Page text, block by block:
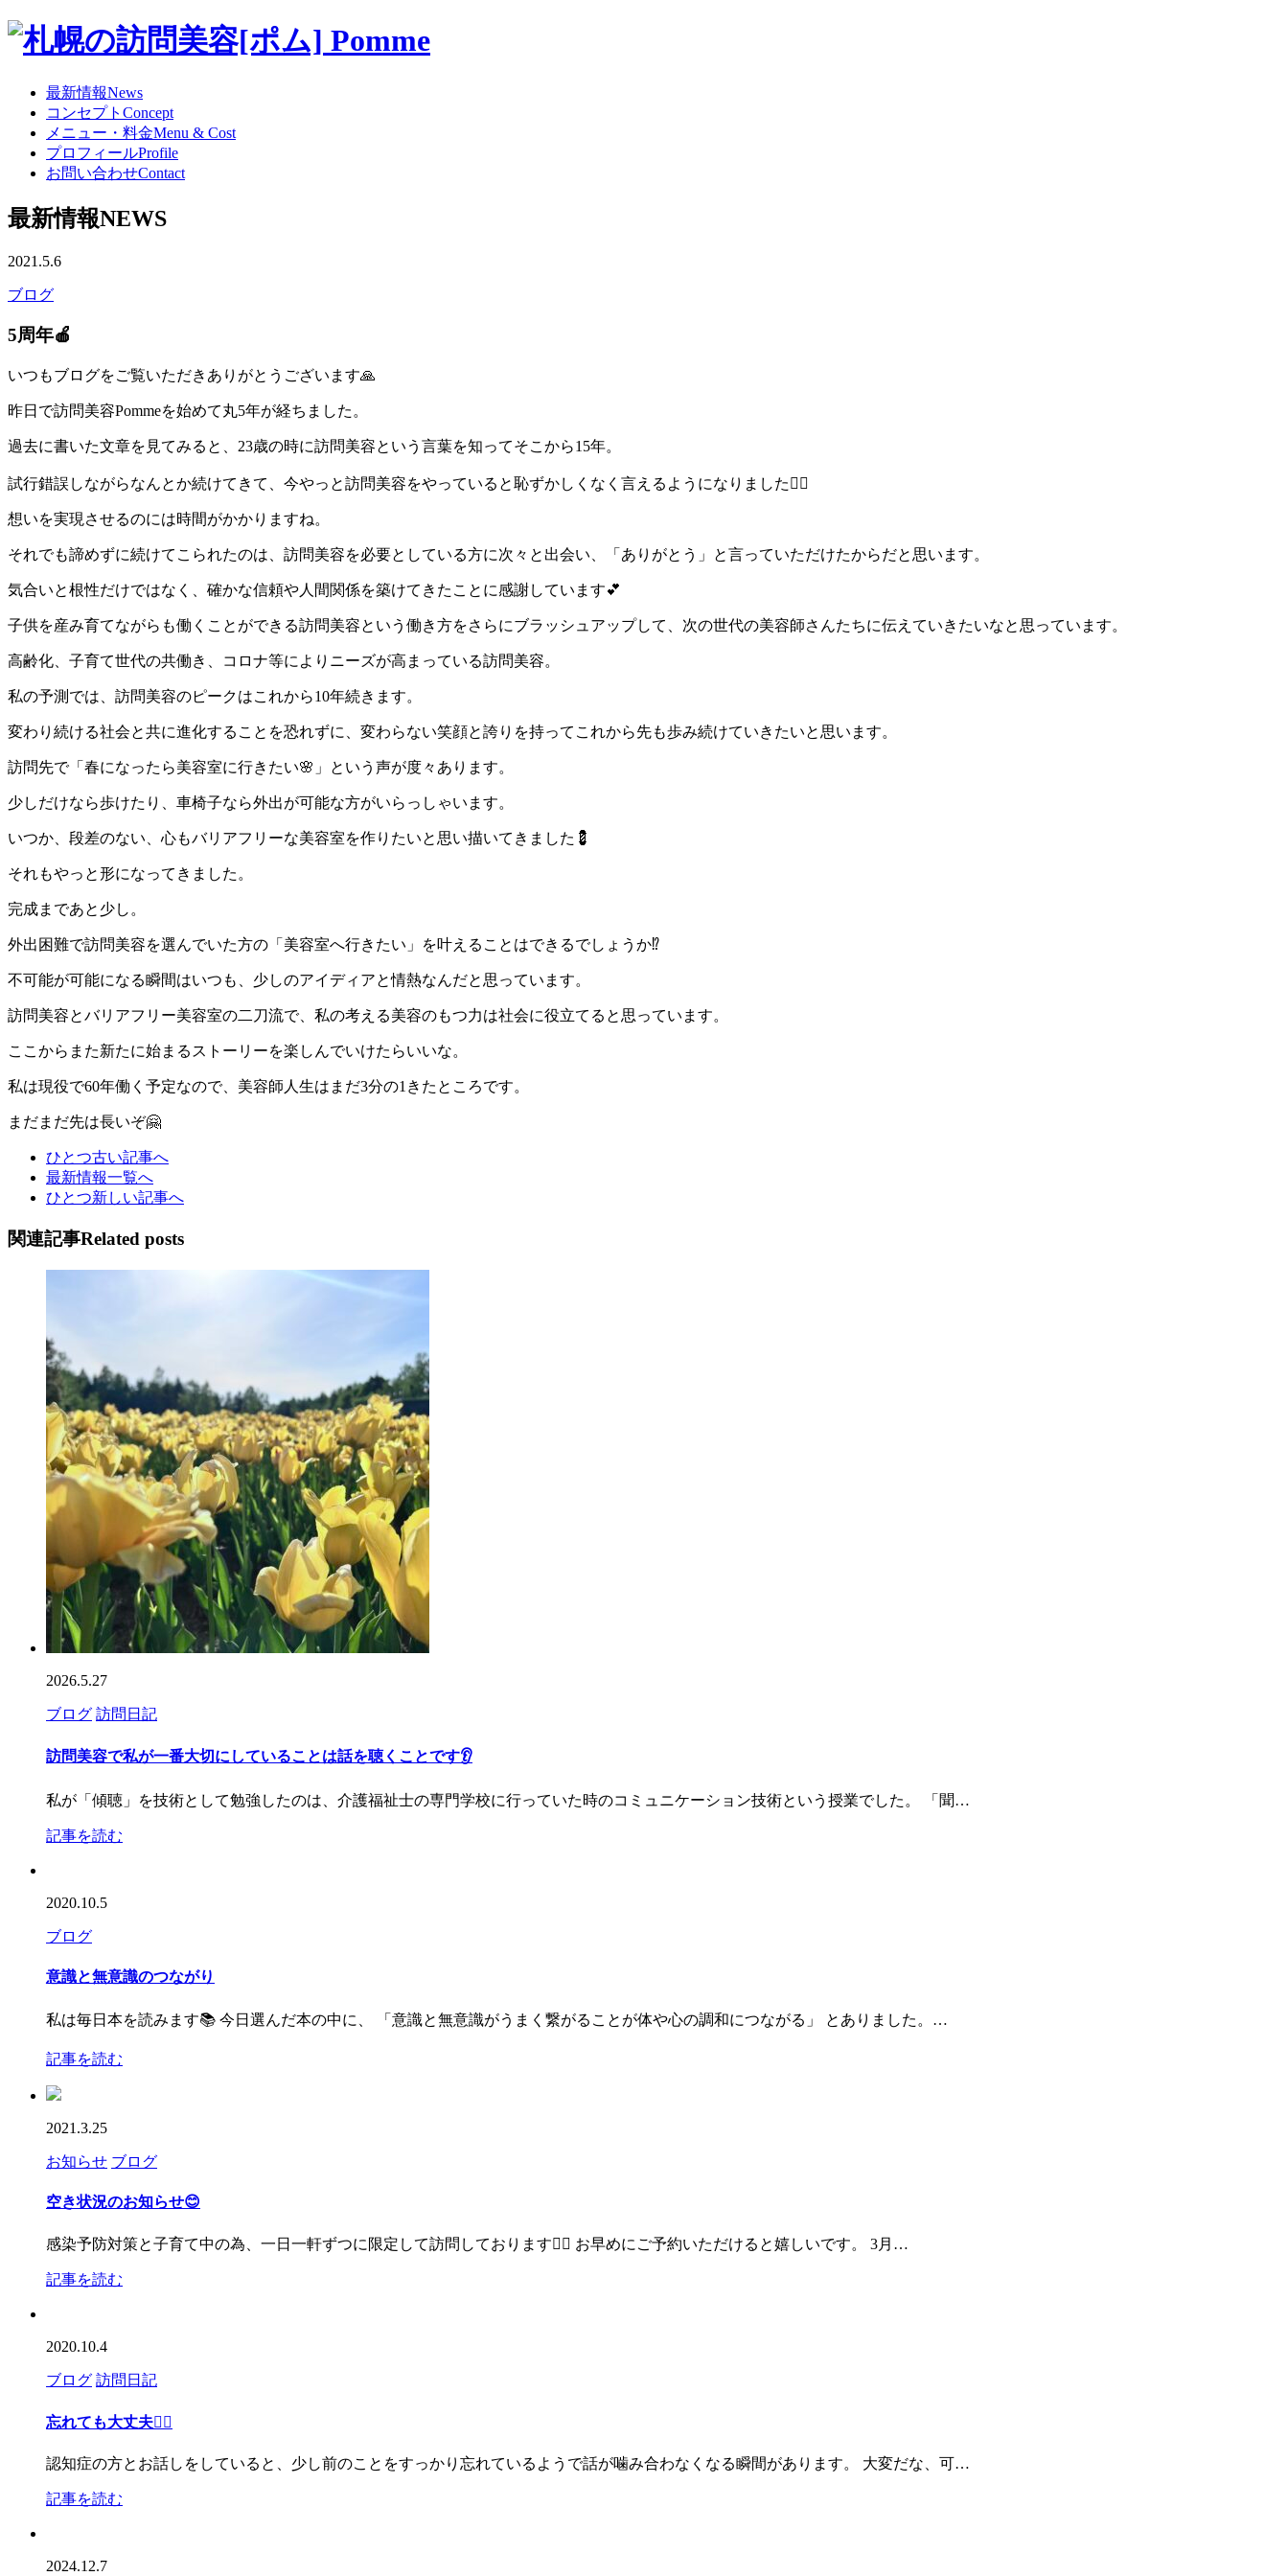
最新情報News
コンセプト Concept
メニュー・料金Menu & Cost
プロフィールProfile
お問い合わせContact
最新情報NEWS
2021.5.6
ブログ
5周年🍎
いつもブログをご覧いただきありがとうございます🙏
昨日で訪問美容Pommeを始めて丸5年が経ちました。
過去に書いた文章を見てみると、23歳の時に訪問美容という言葉を知ってそこから15年。
試行錯誤しながらなんとか続けてきて、今やっと訪問美容をやっていると恥ずかしくなく言えるようになりました🙆‍♀️
想いを実現させるのには時間がかかりますね。
それでも諦めずに続けてこられたのは、訪問美容を必要としている方に次々と出会い、「ありがとう」と言っていただけたからだと思います。
気合いと根性だけではなく、確かな信頼や人間関係を築けてきたことに感謝しています💕
子供を産み育てながらも働くことができる訪問美容という働き方をさらにブラッシュアップして、次の世代の美容師さんたちに伝えていきたいなと思っています。
高齢化、子育て世代の共働き、コロナ等によりニーズが高まっている訪問美容。
私の予測では、訪問美容のピークはこれから10年続きます。
変わり続ける社会と共に進化することを恐れずに、変わらない笑顔と誇りを持ってこれから先も歩み続けていきたいと思います。
訪問先で「春になったら美容室に行きたい🌸」という声が度々あります。
少しだけなら歩けたり、車椅子なら外出が可能な方がいらっしゃいます。
いつか、段差のない、心もバリアフリーな美容室を作りたいと思い描いてきました💈
それもやっと形になってきました。
完成まであと少し。
外出困難で訪問美容を選んでいた方の「美容室へ行きたい」を叶えることはできるでしょうか⁉️
不可能が可能になる瞬間はいつも、少しのアイディアと情熱なんだと思っています。
訪問美容とバリアフリー美容室の二刀流で、私の考える美容のもつ力は社会に役立てると思っています。
ここからまた新たに始まるストーリーを楽しんでいけたらいいな。
私は現役で60年働く予定なので、美容師人生はまだ3分の1きたところです。
まだまだ先は長いぞ🤗
ひとつ古い記事へ
最新情報一覧へ
ひとつ新しい記事へ
関連記事Related posts
2026.5.27
ブログ 訪問日記
訪問美容で私が一番大切にしていることは話を聴くことです👂
私が「傾聴」を技術として勉強したのは、介護福祉士の専門学校に行っていた時のコミュニケーション技術という授業でした。 「聞…
記事を読む
2020.10.5
ブログ
意識と無意識のつながり
私は毎日本を読みます📚 今日選んだ本の中に、 「意識と無意識がうまく繋がることが体や心の調和につながる」 とありました。…
記事を読む
2021.3.25
お知らせ ブログ
空き状況のお知らせ😊
感染予防対策と子育て中の為、一日一軒ずつに限定して訪問しております💇‍♀️ お早めにご予約いただけると嬉しいです。 3月…
記事を読む
2020.10.4
ブログ 訪問日記
忘れても大丈夫🙆‍♀️
認知症の方とお話しをしていると、少し前のことをすっかり忘れているようで話が噛み合わなくなる瞬間があります。 大変だな、可…
記事を読む
2024.12.7